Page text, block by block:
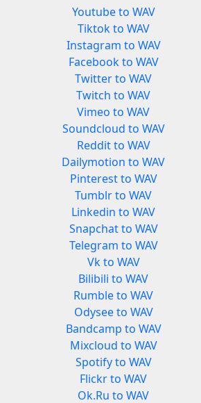
Youtube to WAV
Tiktok to WAV
Instagram to WAV
Facebook to WAV
Twitter to WAV
Twitch to WAV
Vimeo to WAV
Soundcloud to WAV
Reddit to WAV
Dailymotion to WAV
Pinterest to WAV
Tumblr to WAV
Linkedin to WAV
Snapchat to WAV
Telegram to WAV
Vk to WAV
Bilibili to WAV
Rumble to WAV
Odysee to WAV
Bandcamp to WAV
Mixcloud to WAV
Spotify to WAV
Flickr to WAV
Ok.Ru to WAV